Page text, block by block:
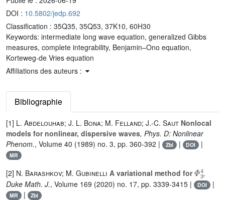
DOI : 10.5802/jedp.692
Classification : 35Q35, 35Q53, 37K10, 60H30
Keywords: intermediate long wave equation, generalized Gibbs
measures, complete integrability, Benjamin–Ono equation,
Korteweg-de Vries equation
Affiliations des auteurs :
Bibliographie
[1] L. Abdelouhab; J. L. Bona; M. Felland; J.-C. Saut Nonlocal
models for nonlinear, dispersive waves, Phys. D: Nonlinear
Phenom., Volume 40 (1989) no. 3, pp. 360-392 | Zbl | DOI |
MR
[2] N. Barashkov; M. Gubinelli A variational method for Φ3,
Duke Math. J., Volume 169 (2020) no. 17, pp. 3339-3415 | DOI |
MR | Zbl